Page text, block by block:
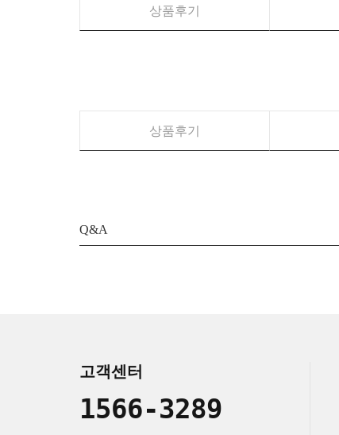
상품후기
상품후기
Q&A
고객센터
1566-3289